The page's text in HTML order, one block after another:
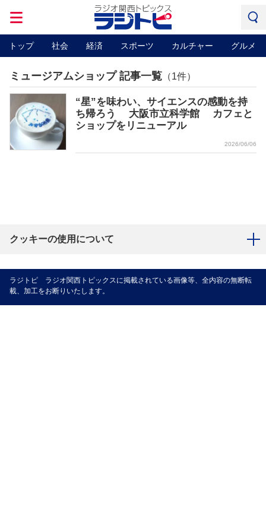
トップ 社会 経済 スポーツ カルチャー グルメ
ミュージアムショップ 記事一覧 （1件）
“星”を味わい、サイエンスの感動を持
ち帰ろう 大阪市立科学館 カフェと
ショップをリニューアル
2026/06/06
クッキーの使用について
ラジトピ ラジオ関西トピックスに掲載されている画像等、全内容の無断転
載、加工をお断りいたします。